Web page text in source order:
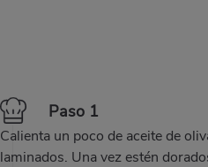
Paso 1
Calienta un poco de aceite de
laminados. Una vez estén